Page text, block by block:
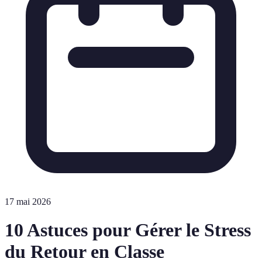
17 mai 2026
10 Astuces pour Gérer le Stress
du Retour en Classe